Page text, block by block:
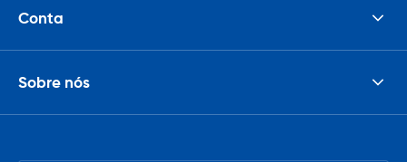
Conta
Sobre nós